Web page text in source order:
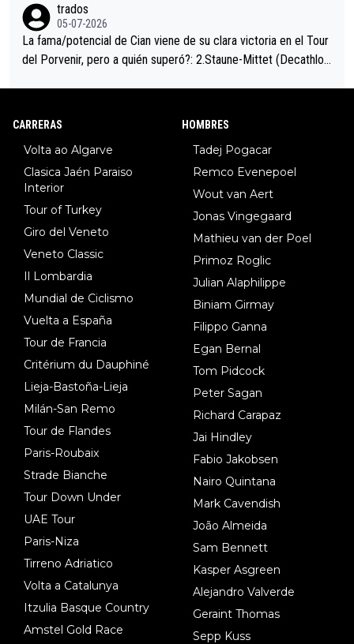
trados
05-07-2026
La fama/potencial de Cian viene de su clara victoria en el Tour
del Porvenir, pero a quién superó?: 2.Staune-Mittet (Decathlon,
CARRERAS
Volta ao Algarve
Clasica Jaén Paraiso
Interior
Tour of Turkey
Giro del Veneto
Veneto Classic
Il Lombardia
Mundial de Ciclismo
Vuelta a España
Tour de Francia
Critérium du Dauphiné
Lieja-Bastoña-Lieja
Milán-San Remo
Tour de Flandes
Paris-Roubaix
Strade Bianche
Tour Down Under
UAE Tour
Paris-Niza
Tirreno Adriatico
Volta a Catalunya
Itzulia Basque Country
Amstel Gold Race
HOMBRES
Tadej Pogacar
Remco Evenepoel
Wout van Aert
Jonas Vingegaard
Mathieu van der Poel
Primoz Roglic
Julian Alaphilippe
Biniam Girmay
Filippo Ganna
Egan Bernal
Tom Pidcock
Peter Sagan
Richard Carapaz
Jai Hindley
Fabio Jakobsen
Nairo Quintana
Mark Cavendish
João Almeida
Sam Bennett
Kasper Asgreen
Alejandro Valverde
Geraint Thomas
Sepp Kuss